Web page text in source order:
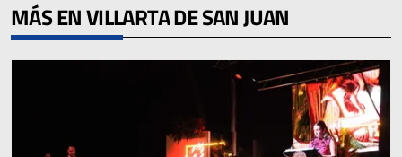
MÁS EN VILLARTA DE SAN JUAN